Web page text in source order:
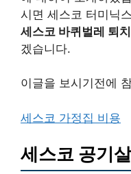
시면 세스코 터미닉
세스코 바퀴벌레 퇴
겠습니다.
이글을 보시기전에
세스코 가정집 비용
세스코 공기